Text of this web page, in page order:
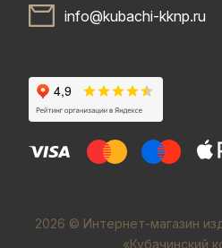
info@kubachi-kknp.ru
2026 © Интернет-магазин
«Кубачинский